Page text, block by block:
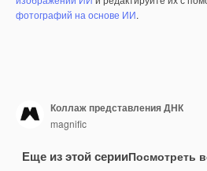
фотографий на основе ИИ.
Коллаж представления ДНК
magnific
Еще из этой серииПосмотреть